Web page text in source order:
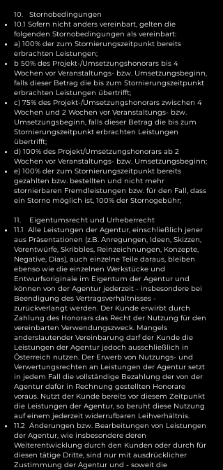
10. Stornobedingungen
10.1 Sofern nicht anders vereinbart, gelten die
folgenden Stornobedingungen als vereinbart:
a) 100% der zum Stornierungszeitpunkt bereits
erbrachten Leistungen;
b 50% des Projekt-/Umsetzungshonorars bis 4
Wochen vor Veranstaltungs- bzw. Umsetzungsbeginn,
falls dieser Betrag die bis zum Stornierungszeitpunkt
erbrachten Leistungen übertrifft;
c) 75% des Projekt-/Umsetzungshonorars zwischen 4
Wochen und 2 Wochen vor Veranstaltungs- bzw.
Umsetzungsbeginn, falls dieser Betrag die bis zum
Stornierungszeitpunkt erbrachten Leistungen
übertrifft;
d) 100% des Projekt/Umsetzungshonorars ab 2
Wochen vor Veranstaltungs- bzw. Umsetzungsbeginn;
e) 100% der zum Stornierungszeitpunkt bereits
gezahlten bzw. bestellten und nicht mehr
stornierbaren Fremdleistungen bzw. für den Fall, dass
ein Storno möglich ist, 100% der Stornogebühr;
11. Eigentumsrecht und Urheberrecht
11.1 Alle Leistungen der Agentur, einschließlich jener
aus Präsentationen (z.B. Anregungen, Ideen, Skizzen,
Vorentwürfe, Skribbles, Reinzeichnungen, Konzepte,
Negative, Dias), auch einzelne Teile daraus, bleiben
ebenso wie die einzelnen Werkstücke und
Entwurfsoriginale im Eigentum der Agentur und
können von der Agentur jederzeit - insbesondere bei
Beendigung des Vertragsverhältnisses -
zurückverlangt werden. Der Kunde erwirbt durch
Zahlung des Honorars das Recht der Nutzung für den
vereinbarten Verwendungszweck. Mangels
anderslautender Vereinbarung darf der Kunde die
Leistungen der Agentur jedoch ausschließlich in
Österreich nutzen. Der Erwerb von Nutzungs- und
Verwertungsrechten an Leistungen der Agentur setzt
in jedem Fall die vollständige Bezahlung der von der
Agentur dafür in Rechnung gestellten Honorare
voraus. Nutzt der Kunde bereits vor diesem Zeitpunkt
die Leistungen der Agentur, so beruht diese Nutzung
auf einem jederzeit widerrufbaren Leihverhältnis.
11.2 Änderungen bzw. Bearbeitungen von Leistungen
der Agentur, wie insbesondere deren
Weiterentwicklung durch den Kunden oder durch für
diesen tätige Dritte, sind nur mit ausdrücklicher
Zustimmung der Agentur und - soweit die